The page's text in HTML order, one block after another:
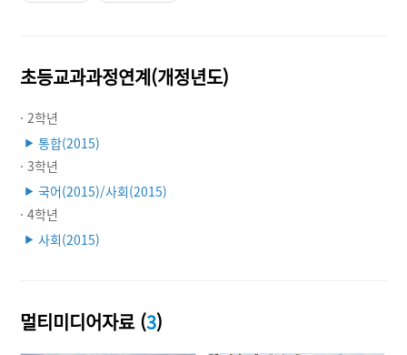
초등교과과정연계(개정년도)
· 2학년
▶ 통합(2015)
· 3학년
▶ 국어(2015)/사회(2015)
· 4학년
▶ 사회(2015)
멀티미디어자료 (3)